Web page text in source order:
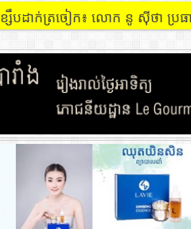
ខ្សឹបដាក់ត្រចៀក ៖ អគារ Sky 31